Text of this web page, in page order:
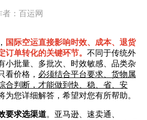
者：百运网
国际空运直接影响时效、成本、退货
订单转化的关键环节。 不同于传统外
小批量、多批次、时效敏感、品类杂
看价格， 必须结合平台要求、货物属
合判断，才能做到快、稳、省、安
为您详细解答，希望对您有所帮助。
要求选渠道。亚马逊、速卖通、